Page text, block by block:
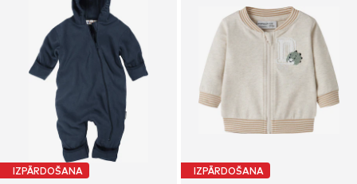
IZPĀRDOŠANA IZPĀRDOŠANA